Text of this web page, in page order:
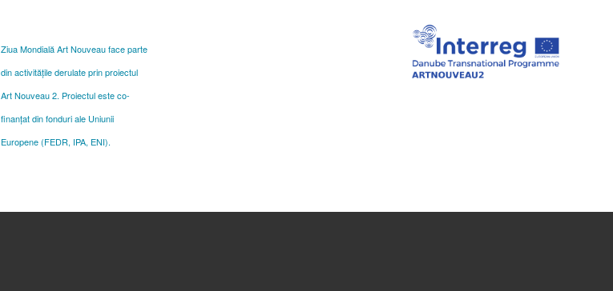
Ziua Mondială Art Nouveau face parte
din activitățile derulate prin proiectul
Art Nouveau 2. Proiectul este co-
finanțat din fonduri ale Uniunii
Europene (FEDR, IPA, ENI).